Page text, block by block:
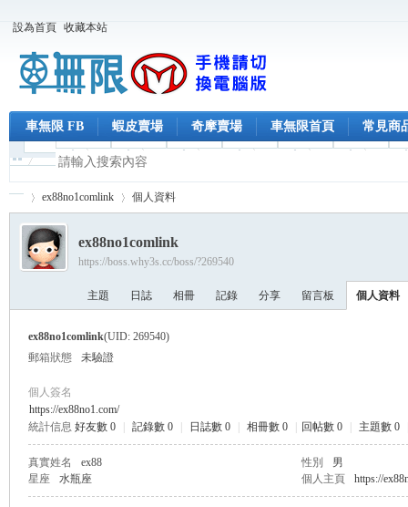
設為首頁 收藏本站
車無限 FB 蝦皮賣場 奇摩賣場 車無限首頁 常見商
›
ex88no1comlink 個人資料
ex88no1comlink
https://boss.why3s.cc/boss/?269540
主題 日誌 相冊 記錄 分享 留言板 個人資料
ex88no1comlink(UID: 269540)
郵箱狀態
未驗證
個人簽名
https://ex88no1.com/
統計信息 好友數 0 記錄數 0 日誌數 0 相冊數 0 回帖數 0 主題數 0
真實姓名 ex88 性別
男
星座
水瓶座 個人主頁 https://